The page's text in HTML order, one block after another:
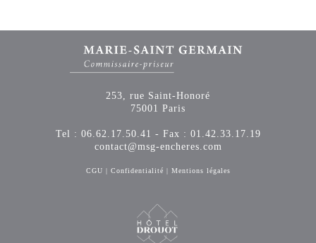
253, rue Saint-Honoré
75001 Paris
Tel : 06.62.17.50.41 - Fax : 01.42.33.17.19
contact@msg-encheres.com
CGU | Confidentialité | Mentions légales